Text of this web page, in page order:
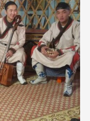
таниулах үйл
зорилгоор
аймгийн форумыг
ивээл дор 2019